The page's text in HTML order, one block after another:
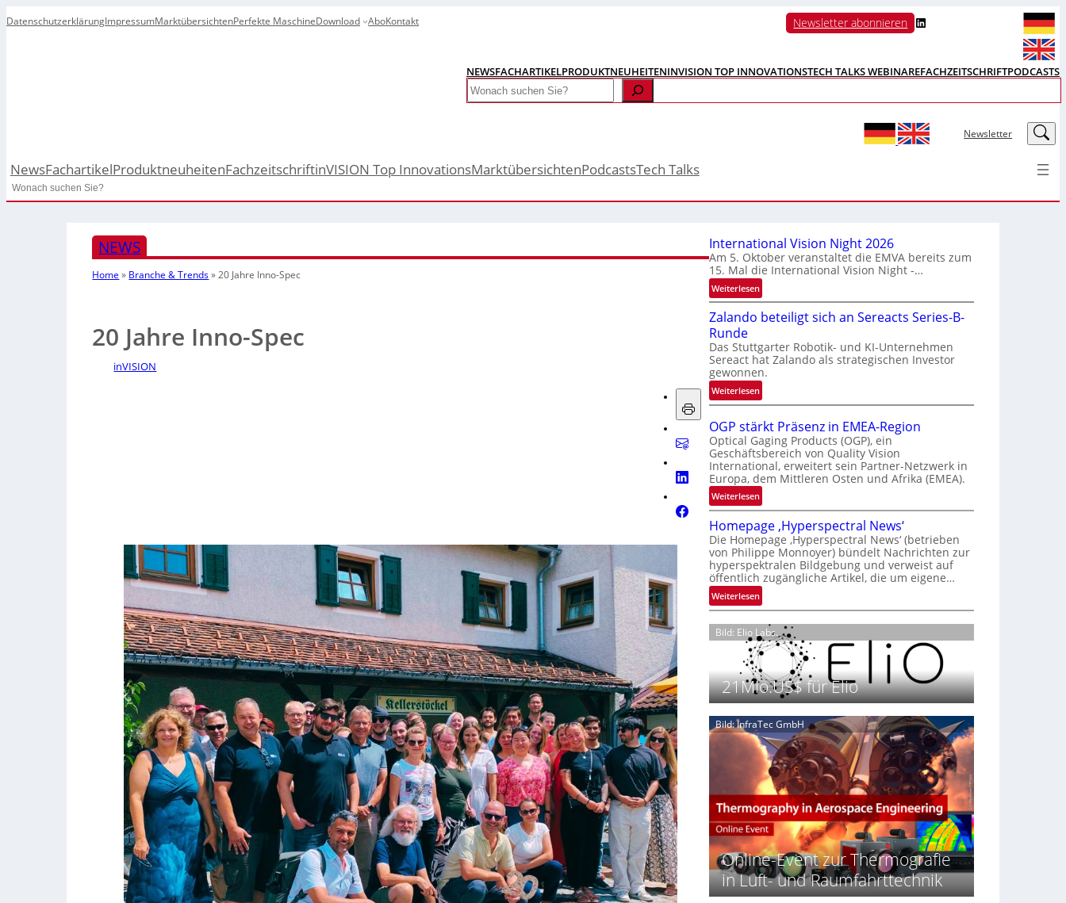
DatenschutzerklärungImpressumMarktübersichtenPerfekte MaschineDownload AboKontakt Newsletter abonnieren LinkedIn
NEWSFACHARTIKELPRODUKTNEUHEITENINVISION TOP INNOVATIONSTECH TALKS WEBINAREFACHZEITSCHRIFTPODCASTS
Search
Newsletter LinkedIn
NewsFachartikelProduktneuheitenFachzeitschriftinVISION Top InnovationsMarktübersichtenPodcastsTech Talks
Search
NEWS
Home » Branche & Trends»20 Jahre Inno-Spec
20 Jahre Inno-Spec
inVISION
International Vision Night 2026
Am 5. Oktober veranstaltet die EMVA bereits zum
15. Mal die International Vision Night -…
Weiterlesen:
I
n
e
r
n
a
t
i
o
n
a
l
V
i
s
i
o
n
N
i
h
t
2
0
2
Zalando beteiligt sich an Sereacts Series-B-
Runde
Das Stuttgarter Robotik- und KI-Unternehmen
Sereact hat Zalando als strategischen Investor
gewonnen.
Weiterlesen:
Z
a
l
a
n
d
o
b
e
t
e
i
l
i
t
s
i
c
h
a
n
S
e
e
a
c
t
S
e
r
OGP stärkt Präsenz in EMEA-Region
Optical Gaging Products (OGP), ein
Geschäftsbereich von Quality Vision
International, erweitert sein Partner-Netzwerk in
Europa, dem Mittleren Osten und Afrika (EMEA).
Weiterlesen:
O
G
P
s
t
ä
r
t
P
r
ä
s
e
n
z
i
E
M
E
A
R
e
g
Homepage ‚Hyperspectral News‘
Die Homepage ‚Hyperspectral News‘ (betrieben
von Philippe Monnoyer) bündelt Nachrichten zur
hyperspektralen Bildgebung und verweist auf
öffentlich zugängliche Artikel, die um eigene…
Weiterlesen:
H
o
m
e
p
a
g
e
‚
H
y
p
e
r
s
p
e
c
t
r
Bild: Elio Labs.
21Mio.US$ für Elio
Bild: InfraTec GmbH
Online-Event zur Thermografie
in Luft- und Raumfahrttechnik